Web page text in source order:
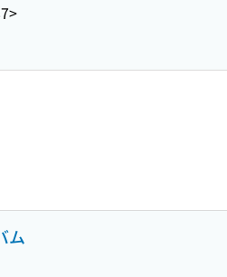
ム